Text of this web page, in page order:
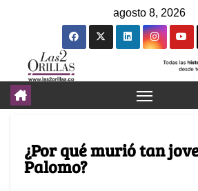
agosto 8, 2026
¿Por qué murió tan
Palomo?